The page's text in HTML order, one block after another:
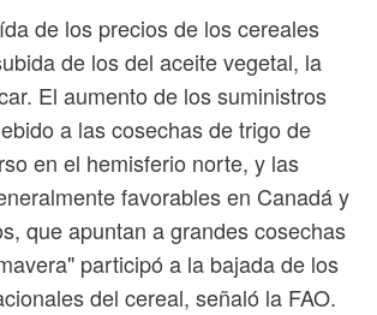
de los precios de los cereales
de los del aceite vegetal, la
El aumento de los suministros
a las cosechas de trigo de
en el hemisferio norte, y las
favorables en Canadá y
que apuntan a grandes cosechas
participó a la bajada de los
del cereal, señaló la FAO.